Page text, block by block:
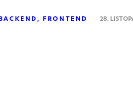
FRONTEND 28.